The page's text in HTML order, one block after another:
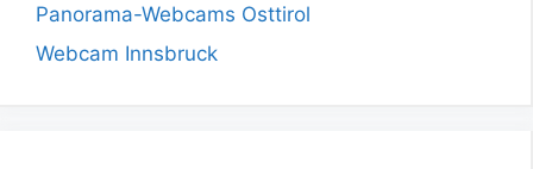
Panorama-Webcams Osttirol
Webcam Innsbruck